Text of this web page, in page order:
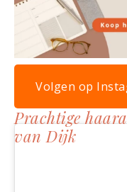
Volgen op
Prachtige
van Dijk